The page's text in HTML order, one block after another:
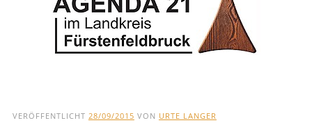
und
VERÖFFENTLICHT 28/09/2015 VON URTE LANGER